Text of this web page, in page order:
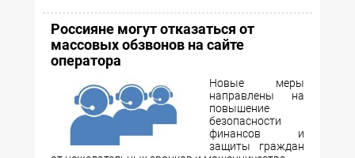
Россияне могут отказаться от
массовых обзвонов на сайте
оператора
Новые меры
направлены на
повышение
безопасности
финансов и
защиты граждан